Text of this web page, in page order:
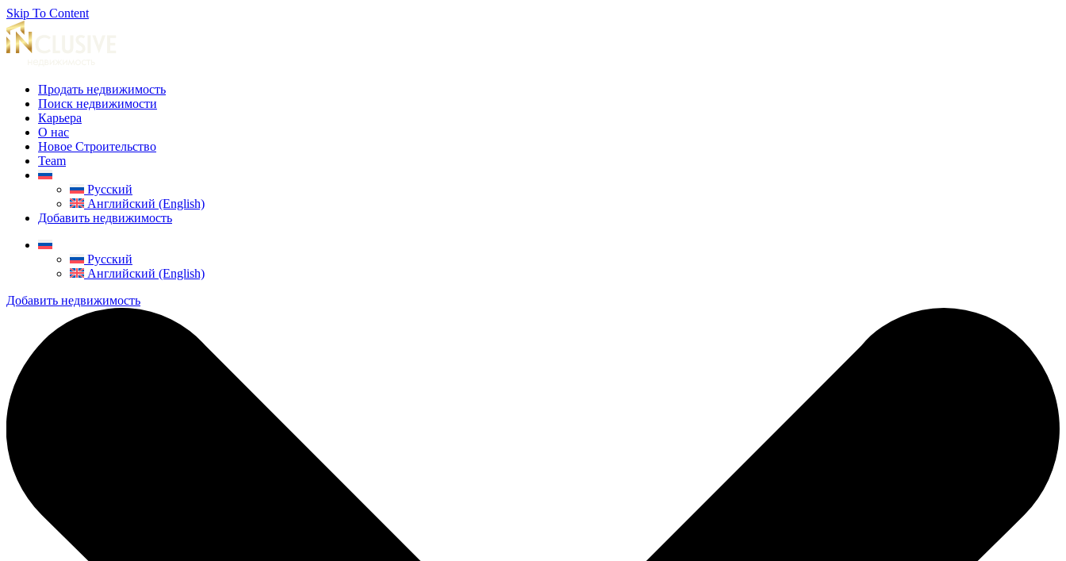
Skip To Content
Продать недвижимость
Поиск недвижимости
Карьера
О нас
Новое Строительство
Team
Русский
Английский (English)
Добавить недвижимость
Русский
Английский (English)
Добавить недвижимость